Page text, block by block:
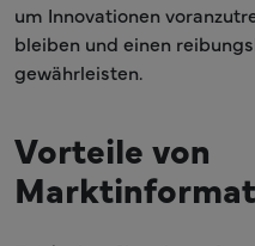
um Innovationen
bleiben und einen
gewährleisten.
Vorteile von